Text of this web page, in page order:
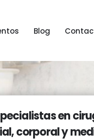
Blog
en
corporal y